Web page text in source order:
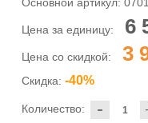
Основной артикул:
Цена за единицу: 6
Цена со скидкой: 3
Скидка: -40%
-
Количество: